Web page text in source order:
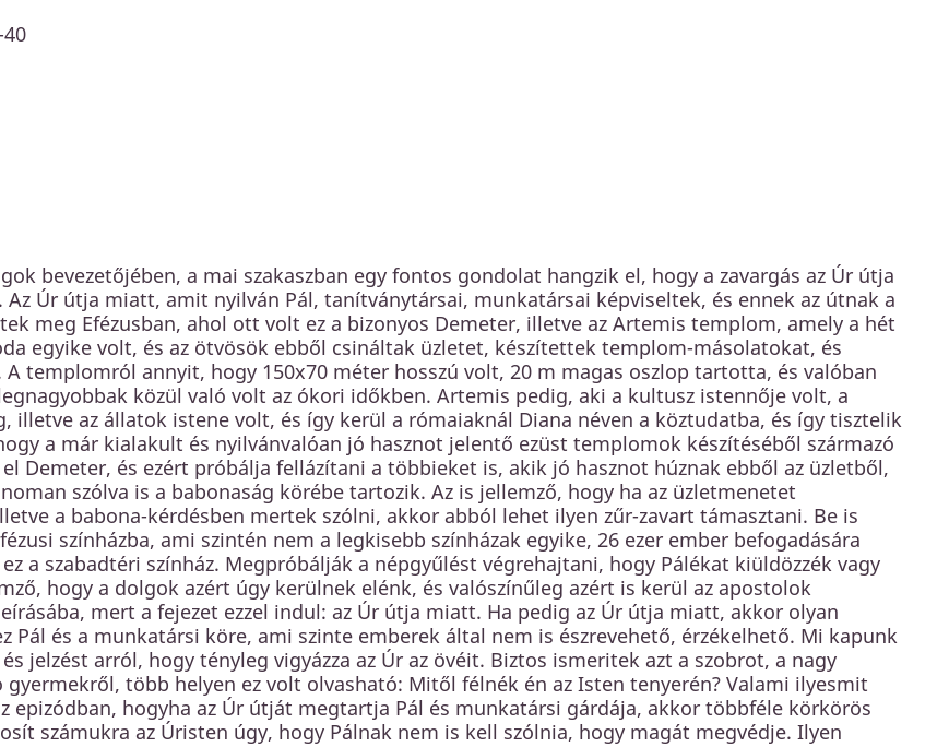
bevezetőjében, a mai szakaszban egy fontos gondolat hangzik el, hogy a zavargás az Úr útja
Úr útja miatt, amit nyilván Pál, tanítványtársai, munkatársai képviseltek, és ennek az útnak a
meg Efézusban, ahol ott volt ez a bizonyos Demeter, illetve az Artemis templom, amely a hét
egyike volt, és az ötvösök ebből csináltak üzletet, készítettek templom-másolatokat, és
A templomról annyit, hogy 150x70 méter hosszú volt, 20 m magas oszlop tartotta, és valóban
közül való volt az ókori időkben. Artemis pedig, aki a kultusz istennője volt, a
illetve az állatok istene volt, és így kerül a rómaiaknál Diana néven a köztudatba, és így tisztelik
a már kialakult és nyilvánvalóan jó hasznot jelentő ezüst templomok készítéséből származó
Demeter, és ezért próbálja fellázítani a többieket is, akik jó hasznot húznak ebből az üzletből,
szólva is a babonaság körébe tartozik. Az is jellemző, hogy ha az üzletmenetet
a babona-kérdésben mertek szólni, akkor abból lehet ilyen zűr-zavart támasztani. Be is
színházba, ami szintén nem a legkisebb színházak egyike, 26 ezer ember befogadására
a szabadtéri színház. Megpróbálják a népgyűlést végrehajtani, hogy Pálékat kiüldözzék vagy
hogy a dolgok azért úgy kerülnek elénk, és valószínűleg azért is kerül az apostolok
mert a fejezet ezzel indul: az Úr útja miatt. Ha pedig az Úr útja miatt, akkor olyan
Pál és a munkatársi köre, ami szinte emberek által nem is észrevehető, érzékelhető. Mi kapunk
jelzést arról, hogy tényleg vigyázza az Úr az övéit. Biztos ismeritek azt a szobrot, a nagy
gyermekről, több helyen ez volt olvasható: Mitől félnék én az Isten tenyerén? Valami ilyesmit
epizódban, hogyha az Úr útját megtartja Pál és munkatársi gárdája, akkor többféle körkörös
számukra az Úristen úgy, hogy Pálnak nem is kell szólnia, hogy magát megvédje. Ilyen